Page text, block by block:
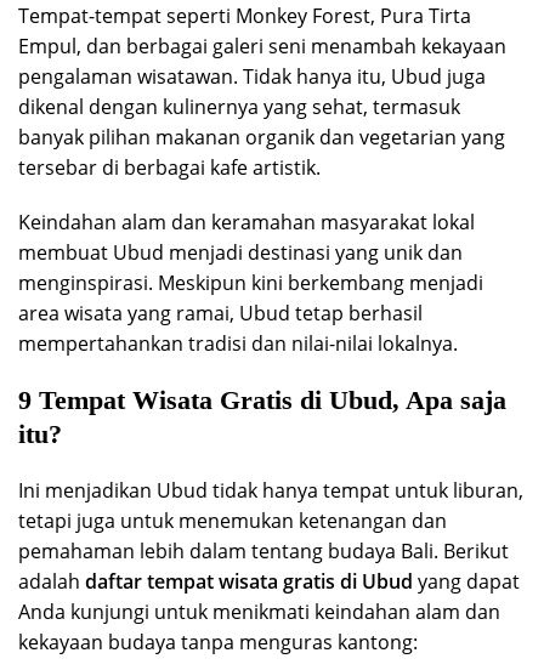
Tempat-tempat seperti Monkey Forest, Pura Tirta
Empul, dan berbagai galeri seni menambah kekayaan
pengalaman wisatawan. Tidak hanya itu, Ubud juga
dikenal dengan kulinernya yang sehat, termasuk
banyak pilihan makanan organik dan vegetarian yang
tersebar di berbagai kafe artistik.
Keindahan alam dan keramahan masyarakat lokal
membuat Ubud menjadi destinasi yang unik dan
menginspirasi. Meskipun kini berkembang menjadi
area wisata yang ramai, Ubud tetap berhasil
mempertahankan tradisi dan nilai-nilai lokalnya.
9 Tempat Wisata Gratis di Ubud, Apa saja
itu?
Ini menjadikan Ubud tidak hanya tempat untuk liburan,
tetapi juga untuk menemukan ketenangan dan
pemahaman lebih dalam tentang budaya Bali. Berikut
adalah daftar tempat wisata gratis di Ubud yang dapat
Anda kunjungi untuk menikmati keindahan alam dan
kekayaan budaya tanpa menguras kantong: